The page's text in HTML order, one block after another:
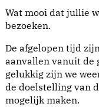
Wat mooi dat jullie
bezoeken.
De afgelopen tijd
aanvallen vanuit de
gelukkig zijn we
de doelstelling van
mogelijk maken.